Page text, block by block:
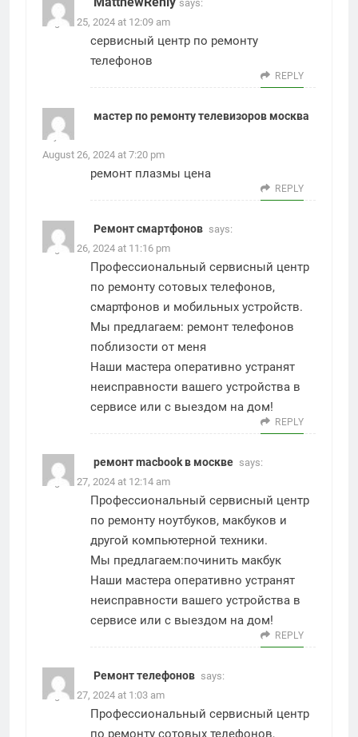
says:
August 25, 2024 at 12:09 am
сервисный центр по ремонту
телефонов
REPLY
мастер по ремонту телевизоров москва
says:
August 26, 2024 at 7:20 pm
ремонт плазмы цена
REPLY
Ремонт смартфонов says:
August 26, 2024 at 11:16 pm
Профессиональный сервисный центр
по ремонту сотовых телефонов,
смартфонов и мобильных устройств.
Мы предлагаем: ремонт телефонов
поблизости от меня
Наши мастера оперативно устранят
неисправности вашего устройства в
сервисе или с выездом на дом!
REPLY
ремонт macbook в москве says:
August 27, 2024 at 12:14 am
Профессиональный сервисный центр
по ремонту ноутбуков, макбуков и
другой компьютерной техники.
Мы предлагаем:починить макбук
Наши мастера оперативно устранят
неисправности вашего устройства в
сервисе или с выездом на дом!
REPLY
Ремонт телефонов says:
August 27, 2024 at 1:03 am
Профессиональный сервисный центр
по ремонту сотовых телефонов,